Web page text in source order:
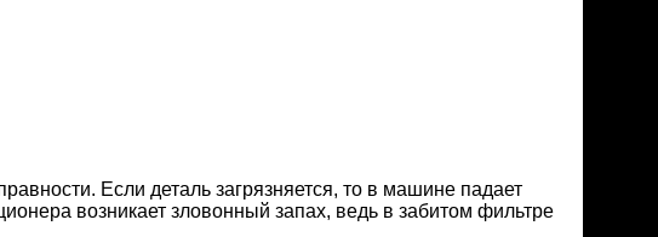
Если деталь загрязняется, то в машине падает
возникает зловонный запах, ведь в забитом фильтре